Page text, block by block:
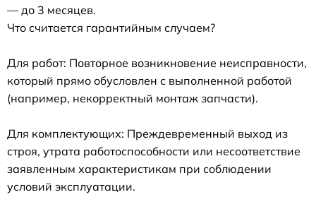
— до 3 месяцев.
Что считается гарантийным случаем?
Для работ: Повторное возникновение неисправности,
который прямо обусловлен с выполненной работой
(например, некорректный монтаж запчасти).
Для комплектующих: Преждевременный выход из
строя, утрата работоспособности или несоответствие
заявленным характеристикам при соблюдении
условий эксплуатации.